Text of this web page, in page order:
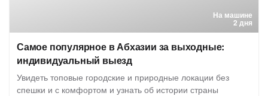
На машине
2 дня
Самое популярное в Абхазии за выходные:
индивидуальный выезд
Увидеть топовые городские и природные локации без
спешки и с комфортом и узнать об истории страны